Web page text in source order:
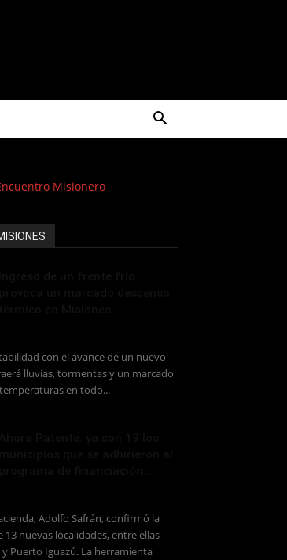
con el avance de un nuevo
lluvias, tormentas y un marcado
en todo...
Adolfo Safrán, confirmó la
nuevas localidades, entre ellas
Puerto Iguazú. La herramienta